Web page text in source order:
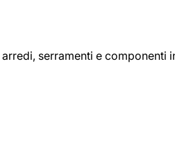
serramenti e componenti